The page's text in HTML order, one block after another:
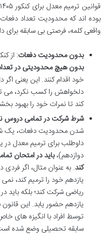
بوده اند که محدودیت تعداد
واقعی کلمه، فرصتی بی سابقه برای
بدون محدودیت دفعات: از کنکور ۱۴۰۵ به بعد،
بدون هیچ محدودیتی در
خود اقدام کنند. این یعنی
دلخواهش را کسب نکرد، می
کند تا نمرات خود را بهبود
شرط شرکت در تمامی دروس
شدن محدودیت دفعات، یک
داوطلب برای ترمیم معدل در
دوازدهم)،باید در امتحان
کند
یازدهم خود را ترمیم کند،
ریاضی شرکت کند؛ بلکه باید
یازدهم حضور یابد. این
توسط افراد با انگیزه های
سابقه تحصیلی وضع شده